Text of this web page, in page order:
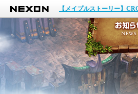
NEXON
【メイプルストーリー】